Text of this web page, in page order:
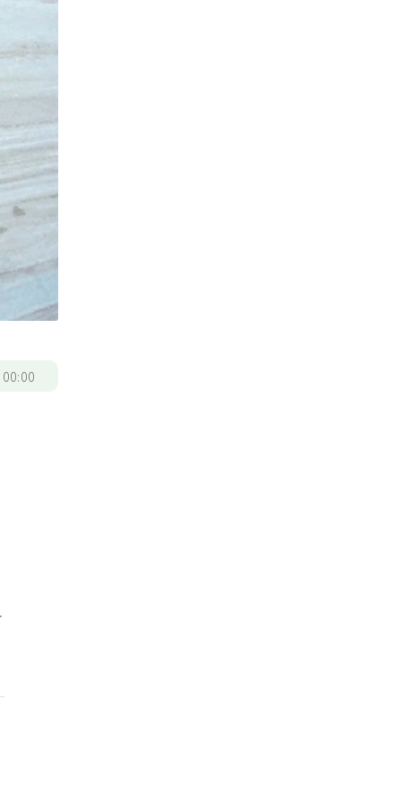
00:00